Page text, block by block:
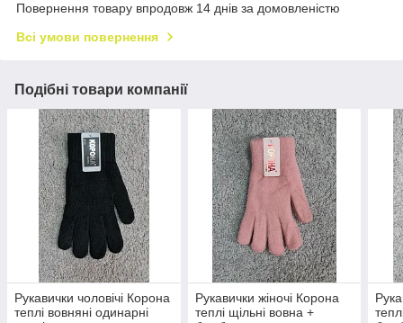
Повернення товару впродовж 14 днів за домовленістю
Всі умови повернення
Подібні товари компанії
Рукавички чоловічі Корона
теплі вовняні одинарні
Рукавички жіночі Корона
теплі щільні вовна +